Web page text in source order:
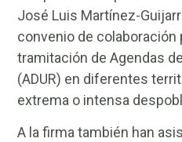
José Luis Martínez-
convenio de colaboración
tramitación de Agendas
(ADUR) en diferentes
extrema o intensa
A la firma también han